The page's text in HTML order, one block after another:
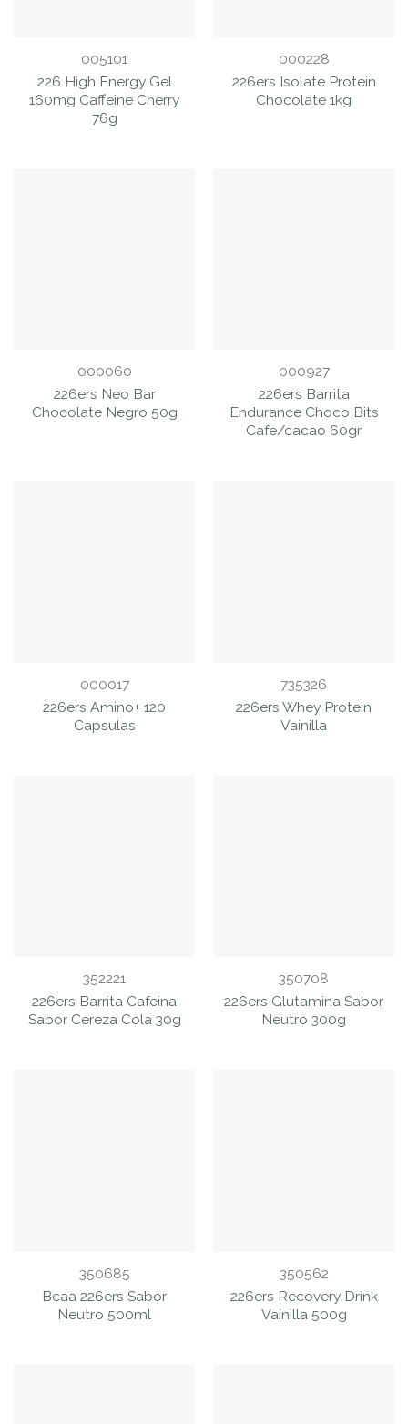
005101
226 High Energy Gel
160mg Caffeine Cherry
76g
000228
226ers Isolate Protein
Chocolate 1kg
000060
226ers Neo Bar
Chocolate Negro 50g
000927
226ers Barrita
Endurance Choco Bits
Cafe/cacao 60gr
000017
226ers Amino+ 120
Capsulas
735326
226ers Whey Protein
Vainilla
352221
226ers Barrita Cafeina
Sabor Cereza Cola 30g
350708
226ers Glutamina Sabor
Neutro 300g
350685
Bcaa 226ers Sabor
Neutro 500ml
350562
226ers Recovery Drink
Vainilla 500g